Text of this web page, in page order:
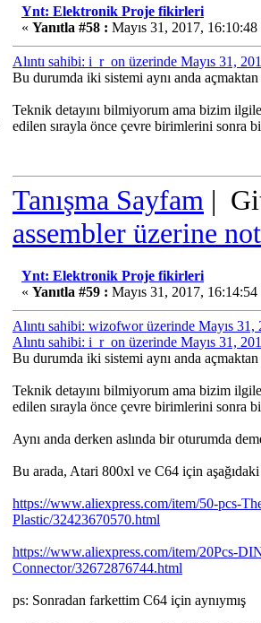
Ynt: Elektronik Proje fikirleri
« Yanıtla #58 : Mayıs 31, 2017,
Alıntı sahibi: i_r_on üzerinde Mayıs 31,
Bu durumda iki sistemi aynı anda
Teknik detayını bilmiyorum ama bizim
edilen sırayla önce çevre birimlerini sonra
Tanışma Sayfam |
assembler üzerine
Ynt: Elektronik Proje fikirleri
« Yanıtla #59 : Mayıs 31, 2017,
Alıntı sahibi: wizofwor üzerinde Mayıs
Alıntı sahibi: i_r_on üzerinde Mayıs 31,
Bu durumda iki sistemi aynı anda
Teknik detayını bilmiyorum ama bizim
edilen sırayla önce çevre birimlerini sonra
Aynı anda derken aslında bir oturumda
Bu arada, Atari 800xl ve C64 için
https://www.aliexpress.com/item/50-pcs-
Plastic/32423670570.html
https://www.aliexpress.com/item/20Pcs-
Connector/32672876744.html
ps: Sonradan farkettim C64 için aynıymış